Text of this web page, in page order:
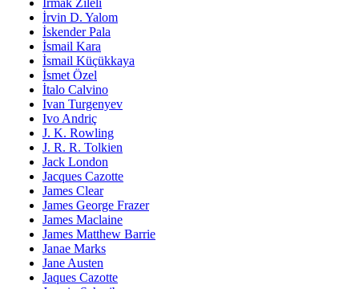
Irmak Zileli
İrvin D. Yalom
İskender Pala
İsmail Kara
İsmail Küçükkaya
İsmet Özel
İtalo Calvino
Ivan Turgenyev
Ivo Andriç
J. K. Rowling
J. R. R. Tolkien
Jack London
Jacques Cazotte
James Clear
James George Frazer
James Maclaine
James Matthew Barrie
Janae Marks
Jane Austen
Jaques Cazotte